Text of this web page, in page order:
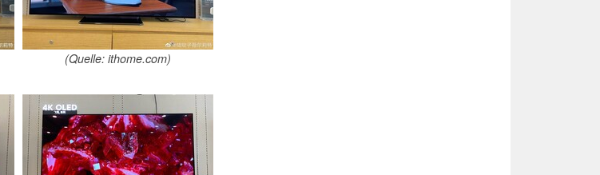
(Quelle: ithome.com)